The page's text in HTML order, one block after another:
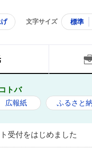
文字サイズ 標準
トバ
広報紙 ふるさと
受付をはじめました